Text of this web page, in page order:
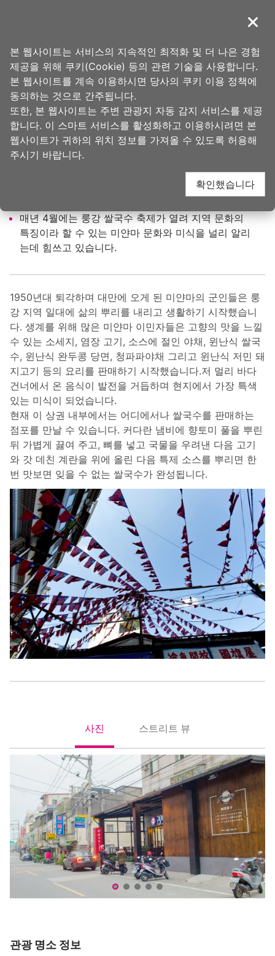
導覽
중전 상권 (忠貞商圈)
업데이트 됨 2025-08-22
人氣
매년 4월에는 룽강 쌀국수 축제가 열려 지역 문화의
특징이라 할 수 있는 미얀마 문화와 미식을 널리 알리
는데 힘쓰고 있습니다.
1950년대 퇴각하며 대만에 오게 된 미얀마의 군인들은 룽
강 지역 일대에 삶의 뿌리를 내리고 생활하기 시작했습니
다. 생계를 위해 많은 미얀마 이민자들은 고향의 맛을 느낄
수 있는 소세지, 염장 고기, 소스에 절인 야채, 윈난식 쌀국
수, 윈난식 완두콩 당면, 청파파야채 그리고 윈난식 저민 돼
지고기 등의 요리를 판매하기 시작했습니다.저 멀리 바다
건너에서 온 음식이 발전을 거듭하며 현지에서 가장 특색
있는 미식이 되었습니다.
현재 이 상권 내부에서는 어디에서나 쌀국수를 판매하는
점포를 만날 수 있습니다. 커다란 냄비에 향토미 풀을 뿌린
뒤 가볍게 끓여 주고, 뼈를 넣고 국물을 우려낸 다음 고기
와 갓 데친 계란을 위에 올린 다음 특제 소스를 뿌리면 한
번 맛보면 잊을 수 없는 쌀국수가 완성됩니다.
照片
사진 街景
스트리트 뷰
관광 명소 정보
닫기
본 웹사이트는 서비스의 지속적인 최적화 및 더 나은 경험
제공을 위해 쿠키(Cookie) 등의 관련 기술을 사용합니다.
본 웹사이트를 계속 이용하시면 당사의 쿠키 이용 정책에
동의하는 것으로 간주됩니다.
또한, 본 웹사이트는 주변 관광지 자동 감지 서비스를 제공
합니다. 이 스마트 서비스를 활성화하고 이용하시려면 본
웹사이트가 귀하의 위치 정보를 가져올 수 있도록 허용해
주시기 바랍니다.
확인했습니다